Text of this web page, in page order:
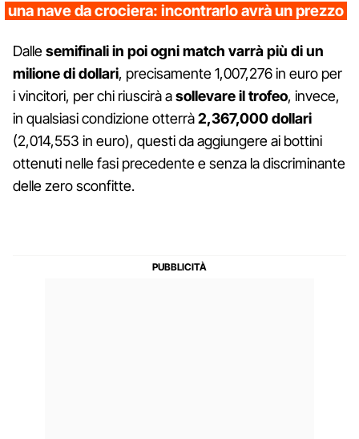
una nave da crociera: incontrarlo avrà un prezzo
Dallesemifinali in poi ogni match varrà più di un
milione di dollari, precisamente 1,007,276 in euro per
i vincitori, per chi riuscirà asollevareil trofeo, invece,
in qualsiasi condizione otterrà2,367,000 dollari
(2,014,553 in euro), questi da aggiungere ai bottini
ottenuti nelle fasi precedente e senza la discriminante
delle zero sconfitte.